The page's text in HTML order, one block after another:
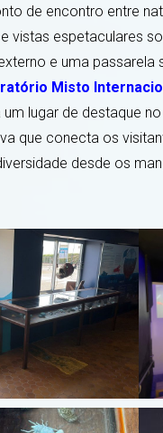
de encontro entre
vistas espetaculares
e uma
Misto
um lugar de destaque
que conecta os
desde os